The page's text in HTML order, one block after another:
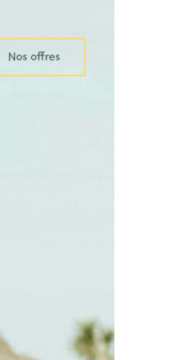
Nos offres